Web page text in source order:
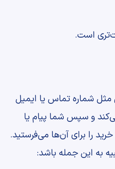
است.
مثل شماره تماس یا ایمیل
و سپس شما پیام یا
را برای آن‌ها می‌فرستید.
به این جمله باشد: